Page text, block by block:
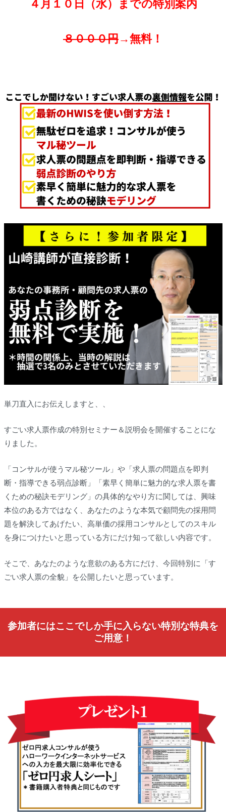
４月１０日（水）までの特別案内
８０００円→無料！
単刀直入にお伝えしますと、、
すごい求人票作成の特別セミナー＆説明会を開催することにな
りました。
「コンサルが使うマル秘ツール」や「求人票の問題点を即判
断・指導できる弱点診断」「素早く簡単に魅力的な求人票を書
くための秘訣モデリング」の具体的なやり方に関しては、興味
本位のある方ではなく、あなたのような本気で顧問先の採用問
題を解決してあげたい、高単価の採用コンサルとしてのスキル
を身につけたいと思っている方にだけ知って欲しい内容です。
そこで、あなたのような意欲のある方にだけ、今回特別に「す
ごい求人票の全貌」を公開したいと思っています。
参加者にはここでしか手に入らない特別な特典を
ご用意！